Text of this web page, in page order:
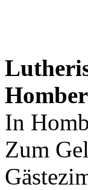
In
Zum